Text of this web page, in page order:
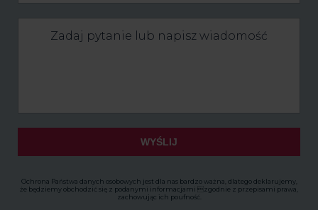
pytanie
WYŚLIJ
Ochrona Państwa danych osobowych jest dla nas bardzo ważna, dlatego deklarujemy,
że będziemy obchodzić się z podanymi informacjami zgodnie z przepisami prawa,
zachowując ich poufność.